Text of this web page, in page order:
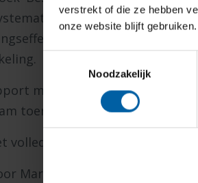
verstrekt of die ze hebben
onze website blijft gebruiken.
Noodzakelijk
te kijken naar
kunnen
markeert een belangrijke
toerisme.
volledige artikel op
Martijn Beekman